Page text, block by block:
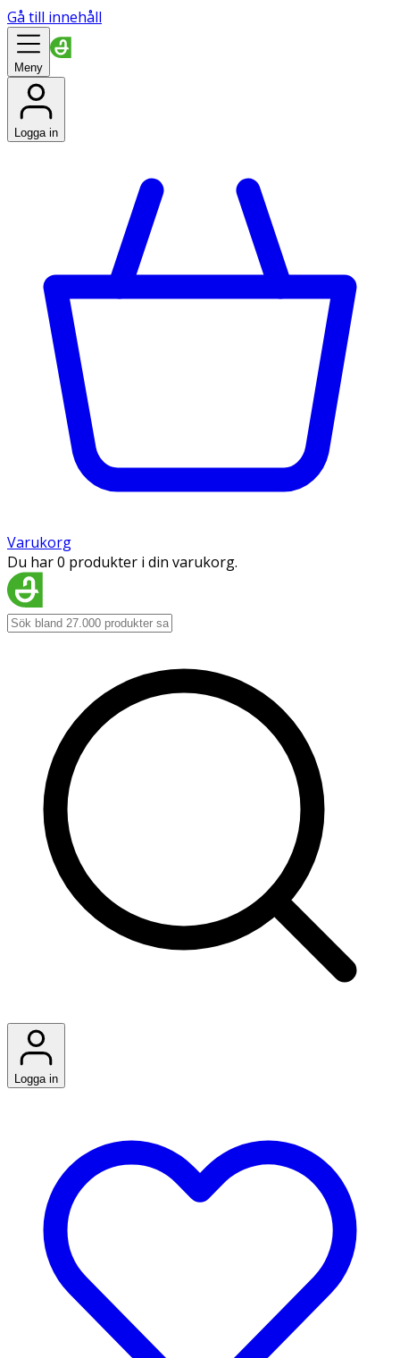
Gå till innehåll
Meny
Logga in
Varukorg
Du har 0 produkter i din varukorg.
Logga in